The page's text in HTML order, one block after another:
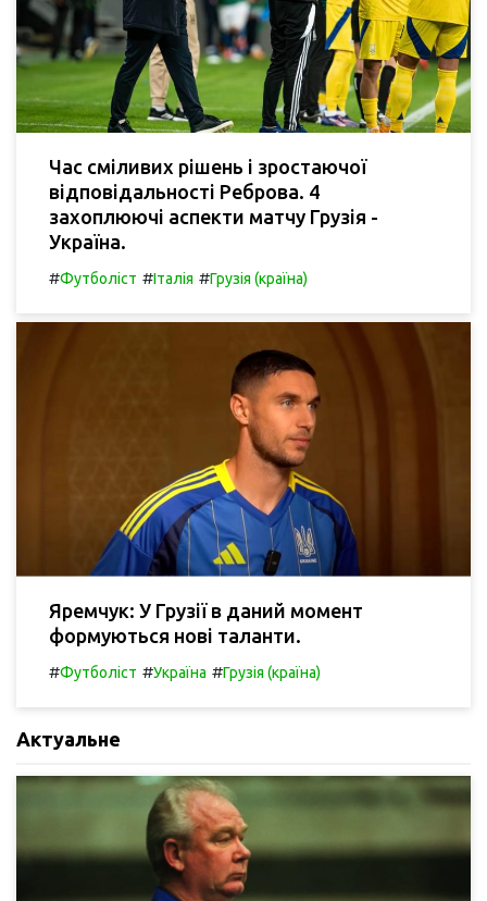
Час сміливих рішень і зростаючої
відповідальності Реброва. 4
захоплюючі аспекти матчу Грузія -
Україна.
#Футболіст #Італія #Грузія (країна)
Яремчук: У Грузії в даний момент
формуються нові таланти.
#Футболіст #Україна #Грузія (країна)
Актуальне